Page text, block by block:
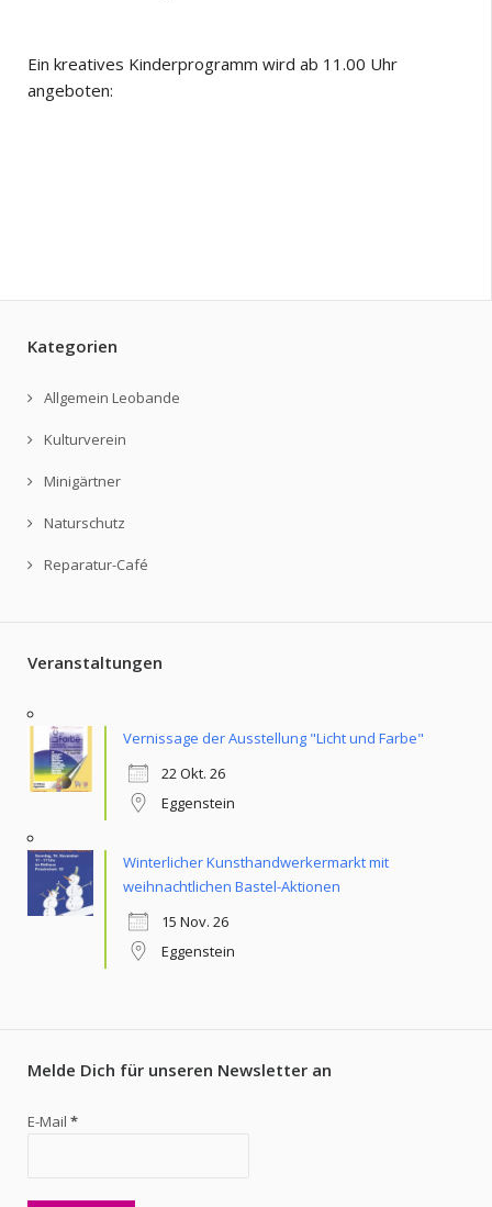
Ein kreatives Kinderprogramm wird ab 11.00 Uhr
angeboten:
Kategorien
Allgemein Leobande
Kulturverein
Minigärtner
Naturschutz
Reparatur-Café
Veranstaltungen
Vernissage der Ausstellung "Licht und Farbe"
22 Okt. 26
Eggenstein
Winterlicher Kunsthandwerkermarkt mit
weihnachtlichen Bastel-Aktionen
15 Nov. 26
Eggenstein
Melde Dich für unseren Newsletter an
E-Mail *